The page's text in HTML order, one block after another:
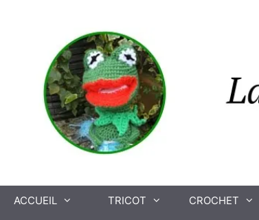
ACCUEIL TRICOT CROCHET